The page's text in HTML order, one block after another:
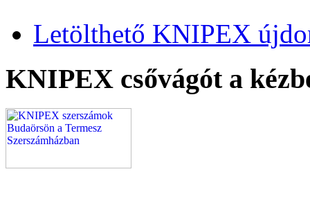
Letölthető KNIPEX
KNIPEX csővágót a